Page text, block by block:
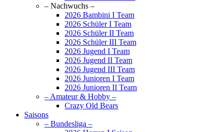
– Nachwuchs –
2026 Bambini I Team
2026 Schüler I Team
2026 Schüler II Team
2026 Schüler III Team
2026 Jugend I Team
2026 Jugend II Team
2026 Jugend III Team
2026 Junioren I Team
2026 Junioren II Team
– Amateur & Hobby –
Crazy Old Bears
Saisons
– Bundesliga –